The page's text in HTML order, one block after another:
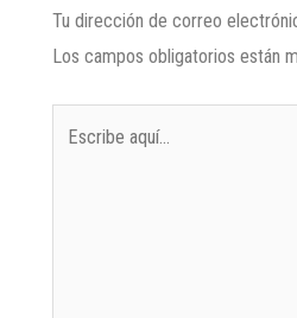
Tu dirección de correo
Los campos obligatorios están